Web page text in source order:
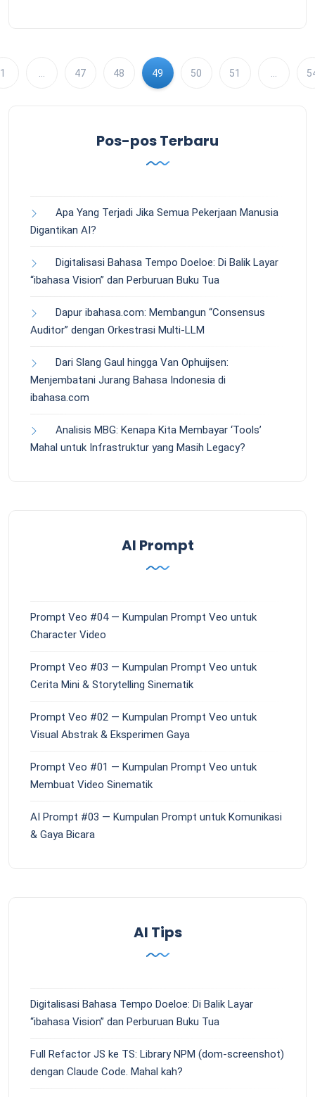
1 47 48 49 50 51
Pos-pos Terbaru
Apa Yang Terjadi Jika Semua Pekerjaan Manusia
Digantikan AI?
Digitalisasi Bahasa Tempo Doeloe: Di Balik Layar
“ibahasa Vision” dan Perburuan Buku Tua
Dapur ibahasa.com: Membangun “Consensus
Auditor” dengan Orkestrasi Multi-LLM
Dari Slang Gaul hingga Van Ophuijsen:
Menjembatani Jurang Bahasa Indonesia di
ibahasa.com
Analisis MBG: Kenapa Kita Membayar ‘Tools’
Mahal untuk Infrastruktur yang Masih Legacy?
AI Prompt
Prompt Veo #04 — Kumpulan Prompt Veo untuk
Character Video
Prompt Veo #03 — Kumpulan Prompt Veo untuk
Cerita Mini & Storytelling Sinematik
Prompt Veo #02 — Kumpulan Prompt Veo untuk
Visual Abstrak & Eksperimen Gaya
Prompt Veo #01 — Kumpulan Prompt Veo untuk
Membuat Video Sinematik
AI Prompt #03 — Kumpulan Prompt untuk Komunikasi
& Gaya Bicara
AI Tips
Digitalisasi Bahasa Tempo Doeloe: Di Balik Layar
“ibahasa Vision” dan Perburuan Buku Tua
Full Refactor JS ke TS: Library NPM (dom-screenshot)
dengan Claude Code. Mahal kah?